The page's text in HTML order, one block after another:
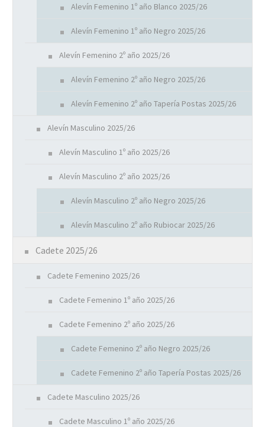
Alevín Femenino 1º año Blanco 2025/26
Alevín Femenino 1º año Negro 2025/26
Alevín Femenino 2º año 2025/26
Alevín Femenino 2º año Negro 2025/26
Alevín Femenino 2º año Tapería Postas 2025/26
Alevín Masculino 2025/26
Alevín Masculino 1º año 2025/26
Alevín Masculino 2º año 2025/26
Alevín Masculino 2º año Negro 2025/26
Alevín Masculino 2º año Rubiocar 2025/26
Cadete 2025/26
Cadete Femenino 2025/26
Cadete Femenino 1º año 2025/26
Cadete Femenino 2º año 2025/26
Cadete Femenino 2º año Negro 2025/26
Cadete Femenino 2º año Tapería Postas 2025/26
Cadete Masculino 2025/26
Cadete Masculino 1º año 2025/26